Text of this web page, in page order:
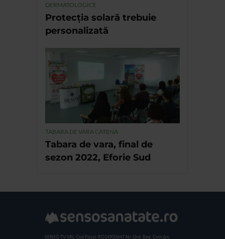
DERMATOLOGICE
Protecția solară trebuie
personalizată
TABARA DE VARA CATENA
Tabara de vara, final de
sezon 2022, Eforie Sud
SENSO TV SRL Cod Fiscal: RO14950647 Nr. Ord. Reg. Com./an: